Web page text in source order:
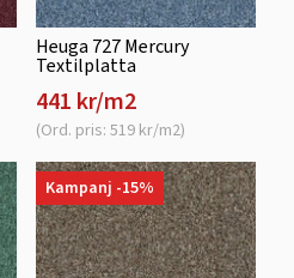
Heuga 727 Mercury
Textilplatta
441 kr/m2
(Ord. pris: 519 kr/m2)
Kampanj -15%